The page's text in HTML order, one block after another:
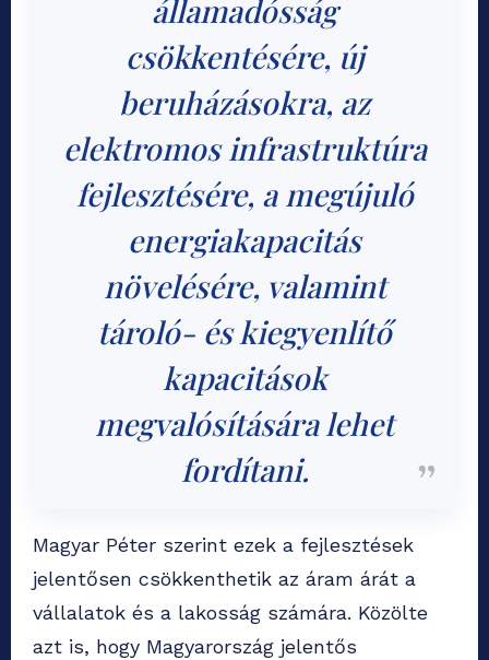
államadósság
csökkentésére, új
beruházásokra, az
elektromos infrastruktúra
fejlesztésére, a megújuló
energiakapacitás
növelésére, valamint
tároló- és kiegyenlítő
kapacitások
megvalósítására lehet
fordítani.
Magyar Péter szerint ezek a fejlesztések
jelentősen csökkenthetik az áram árát a
vállalatok és a lakosság számára. Közölte
azt is, hogy Magyarország jelentős